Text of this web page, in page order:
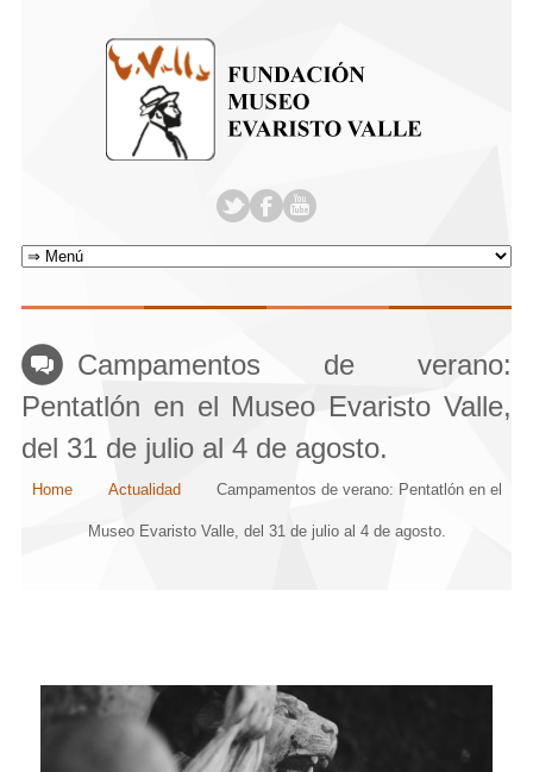
Campamentos de verano:
Pentatlón en el Museo Evaristo Valle,
del 31 de julio al 4 de agosto.
Home Actualidad Campamentos de verano: Pentatlón en el
Museo Evaristo Valle, del 31 de julio al 4 de agosto.